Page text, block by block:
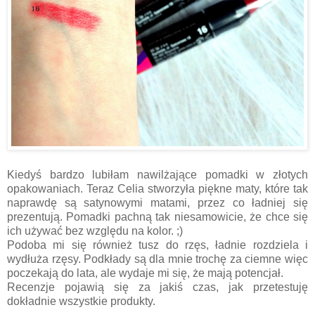
Kiedyś bardzo lubiłam nawilżające pomadki w złotych
opakowaniach. Teraz Celia stworzyła piękne maty, które tak
naprawdę są satynowymi matami, przez co ładniej się
prezentują. Pomadki pachną tak niesamowicie, że chce się
ich używać bez względu na kolor. ;)
Podoba mi się również tusz do rzęs, ładnie rozdziela i
wydłuża rzęsy. Podkłady są dla mnie trochę za ciemne więc
poczekają do lata, ale wydaje mi się, że mają potencjał.
Recenzje pojawią się za jakiś czas, jak przetestuję
dokładnie wszystkie produkty.